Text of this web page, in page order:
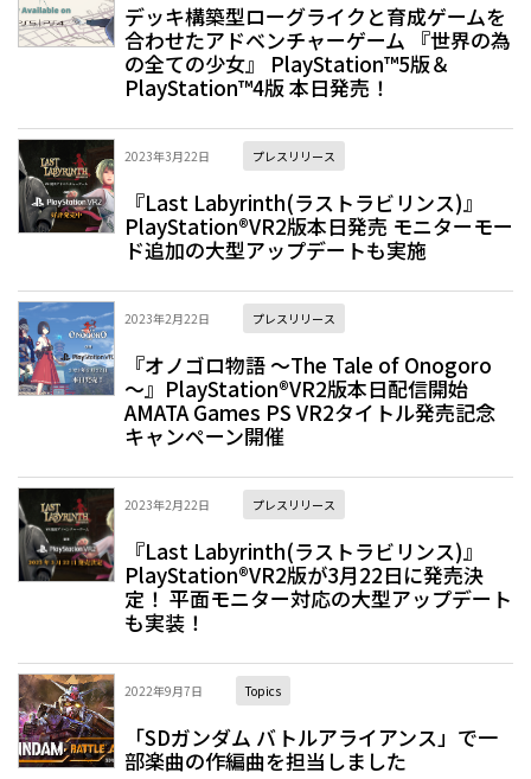
デッキ構築型ローグライクと育成ゲームを
合わせたアドベンチャーゲーム 『世界の為
の全ての少女』 PlayStation™5版＆
PlayStation™4版 本日発売！
2023年3月22日 プレスリリース
『Last Labyrinth(ラストラビリンス)』
PlayStation®VR2版本日発売 モニターモー
ド追加の大型アップデートも実施
2023年2月22日 プレスリリース
『オノゴロ物語 ～The Tale of Onogoro
～』PlayStation®VR2版本日配信開始
AMATA Games PS VR2タイトル発売記念
キャンペーン開催
2023年2月22日 プレスリリース
『Last Labyrinth(ラストラビリンス)』
PlayStation®VR2版が3月22日に発売決
定！ 平面モニター対応の大型アップデート
も実装！
2022年9月7日 Topics
「SDガンダム バトルアライアンス」で一
部楽曲の作編曲を担当しました